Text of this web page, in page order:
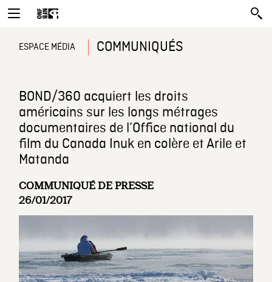
ESPACE MÉDIA COMMUNIQUÉS
BOND/360 acquiert les droits
américains sur les longs métrages
documentaires de l’Office national du
film du Canada Inuk en colère et Arile et
Matanda
COMMUNIQUÉ DE PRESSE
26/01/2017